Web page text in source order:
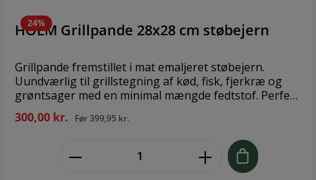
Dia 20 cm Materiale: Stål
24%
HOLM Grillpande 28x28 cm støbejern
Grillpande fremstillet i mat emaljeret støbejern.
Uundværlig til grillstegning af kød, fisk, fjerkræ og
grøntsager med en minimal mængde fedtstof. Perfekt
til alle varmekilder, inkl. induktion. Rengøring med
varmt vand og opvaskemiddel. OBS. Støbejern kan
blive meget varmt da varmen fordelses på en anden
måde. Dette vil få produktet til at arbejde og udvide
sig, og en smule vippen er derfor helt normalt for
300,00 kr. Før399,95 kr.